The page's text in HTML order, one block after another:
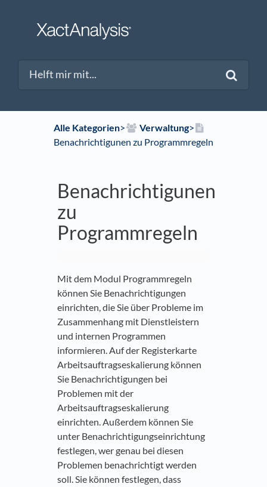
Alle Kategorien​>​ ​Verwaltung​>​
Benachrichtigunen zu Programmregeln
Benachrichtigunen
zu
Programmregeln
Mit dem Modul Programmregeln
können Sie Benachrichtigungen
einrichten, die Sie über Probleme im
Zusammenhang mit Dienstleistern
und internen Programmen
informieren. Auf der Registerkarte
Arbeitsauftragseskalierung können
Sie Benachrichtigungen bei
Problemen mit der
Arbeitsauftragseskalierung
einrichten. Außerdem können Sie
unter Benachrichtigungseinrichtung
festlegen, wer genau bei diesen
Problemen benachrichtigt werden
soll. Sie können festlegen, dass